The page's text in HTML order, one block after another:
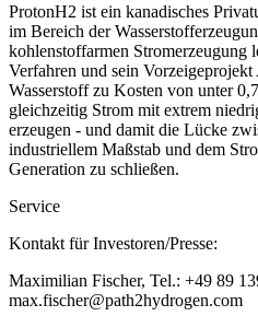
ProtonH2 ist ein kanadisches
im Bereich der
kohlenstoffarmen Stromerzeugung
Verfahren und sein
Wasserstoff zu Kosten von unter
gleichzeitig Strom mit extrem
erzeugen - und damit die Lücke
industriellem Maßstab und dem
Generation zu schließen.
Service
Kontakt für Investoren/Presse:
Maximilian Fischer, Tel.: +49 89
max.fischer@path2hydrogen.com